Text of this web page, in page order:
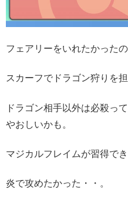
フェアリーをいれたかったの
スカーフでドラゴン狩りを担
ドラゴン相手以外は必殺っ
やおしいかも。
マジカルフレイムが習得で
炎で攻めたかった・・。